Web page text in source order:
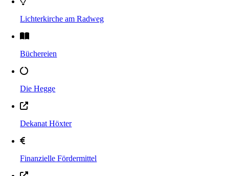
Lichterkirche am Radweg
Büchereien
Die Hegge
Dekanat Höxter
Finanzielle Fördermittel